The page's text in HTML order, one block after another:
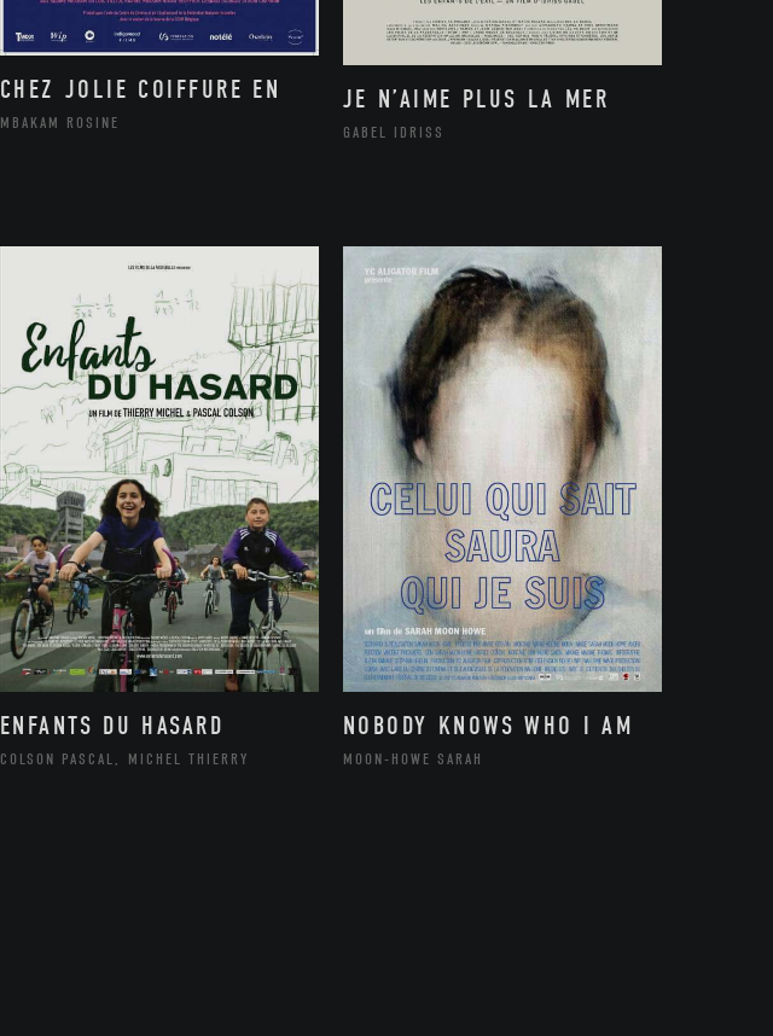
CHEZ JOLIE COIFFURE EN
MBAKAM ROSINE
JE N’AIME PLUS LA MER
GABEL IDRISS
ENFANTS DU HASARD
COLSON PASCAL, MICHEL THIERRY
NOBODY KNOWS WHO I AM
MOON-HOWE SARAH